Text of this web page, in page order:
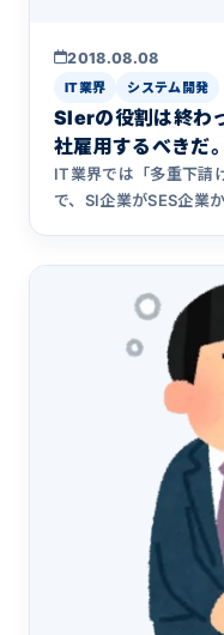
2018.08.08
IT業界 システム開発
SIerの役割は終わ
社雇用するべきだ。
IT業界では「多重下請
で、SI企業がSES企業
を内製すべきだと筆者
をまとめました。